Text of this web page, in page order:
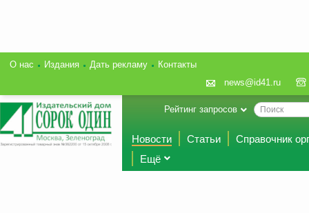
О нас Издания Дать рекламу
Контакты
news@id41.ru
Рейтинг запросов
Новости Статьи
Справочник
Ещё